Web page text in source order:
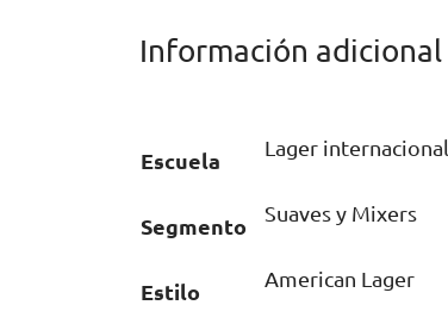
Información adicional
Escuela
Lager internacional
Segmento
Suaves y Mixers
Estilo
American Lager